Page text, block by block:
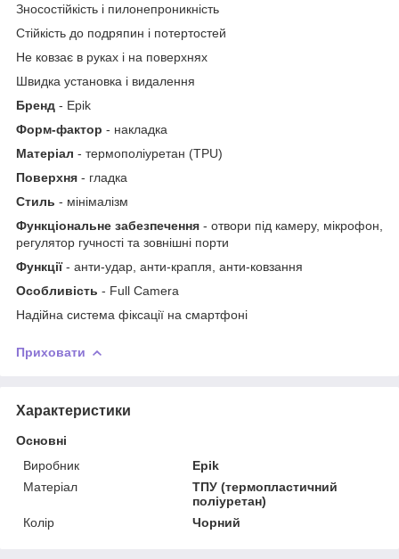
Зносостійкість і пилонепроникність
Стійкість до подряпин і потертостей
Не ковзає в руках і на поверхнях
Швидка установка і видалення
Бренд - Epik
Форм-фактор - накладка
Матеріал - термополiуретан (TPU)
Поверхня - гладка
Стиль - мінімалізм
Функціональне забезпечення - отвори під камеру, мікрофон,
регулятор гучності та зовнішні порти
Функції- анти-удар, анти-крапля, анти-ковзання
Особливість - Full Camera
Надійна система фіксації на смартфоні
Приховати
Характеристики
Основні
Виробник
Epik
Матеріал
ТПУ (термопластичний
поліуретан)
Колір
Чорний